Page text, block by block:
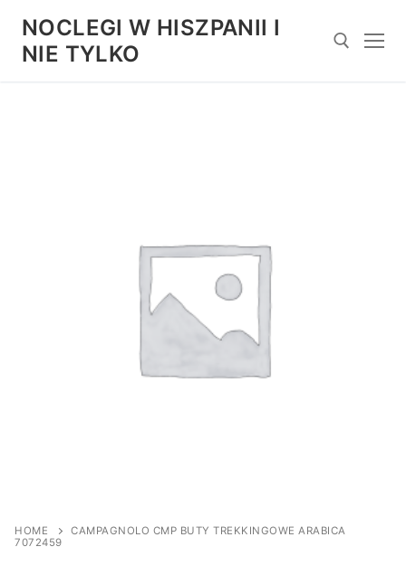
treści
NOCLEGI W HISZPANII I
NIE TYLKO
HOME
CAMPAGNOLO CMP BUTY TREKKINGOWE ARABICA
7072459